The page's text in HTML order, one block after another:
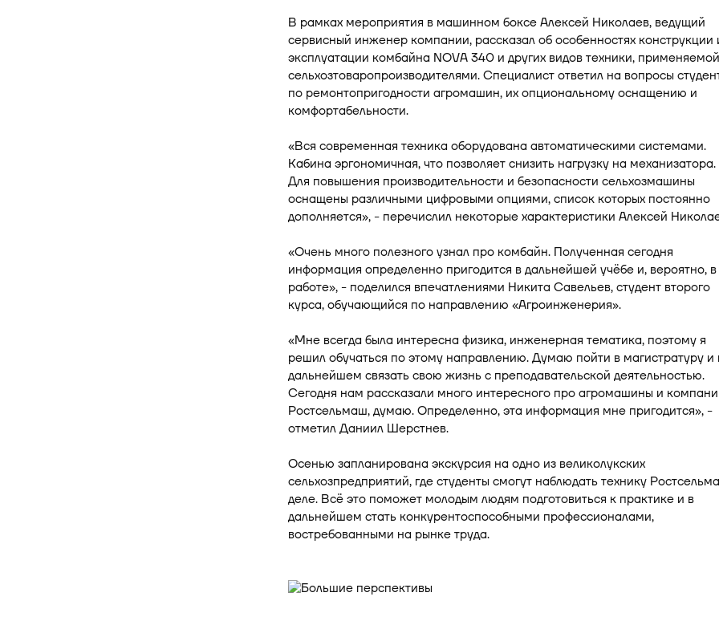
В рамках мероприятия в машинном боксе Алексей Николаев, ведущий
сервисный инженер компании, рассказал об особенностях конструкции
эксплуатации комбайна NOVA 340 и других видов техники, применяемой
сельхозтоваропроизводителями. Специалист ответил на вопросы
по ремонтопригодности агромашин, их опциональному оснащению и
комфортабельности.
«Вся современная техника оборудована автоматическими системами.
Кабина эргономичная, что позволяет снизить нагрузку на механизатора.
Для повышения производительности и безопасности сельхозмашины
оснащены различными цифровыми опциями, список которых постоянно
дополняется», - перечислил некоторые характеристики Алексей
«Очень много полезного узнал про комбайн. Полученная сегодня
информация определенно пригодится в дальнейшей учёбе и, вероятно, в
работе», - поделился впечатлениями Никита Савельев, студент второго
курса, обучающийся по направлению «Агроинженерия».
«Мне всегда была интересна физика, инженерная тематика, поэтому я
решил обучаться по этому направлению. Думаю пойти в магистратуру и
дальнейшем связать свою жизнь с преподавательской деятельностью.
Сегодня нам рассказали много интересного про агромашины и
Ростсельмаш, думаю. Определенно, эта информация мне пригодится», -
отметил Даниил Шерстнев.
Осенью запланирована экскурсия на одно из великолукских
сельхозпредприятий, где студенты смогут наблюдать технику
деле. Всё это поможет молодым людям подготовиться к практике и в
дальнейшем стать конкурентоспособными профессионалами,
востребованными на рынке труда.